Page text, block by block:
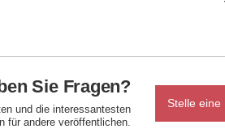
Sie Fragen?
und die interessantesten
für andere veröffentlichen.
Stelle eine